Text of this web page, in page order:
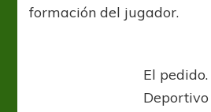
formación del jugador.
El pedido.
Deportivo